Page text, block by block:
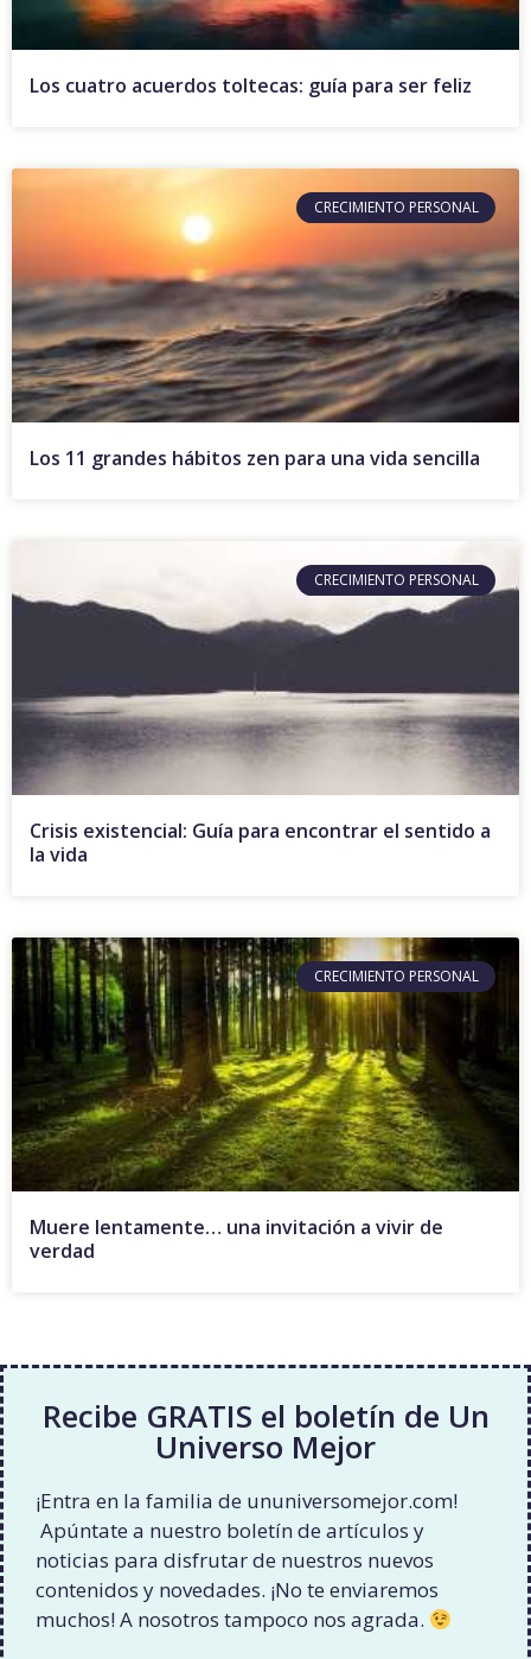
Los cuatro acuerdos toltecas: guía para ser feliz
CRECIMIENTO PERSONAL
Los 11 grandes hábitos zen para una vida sencilla
CRECIMIENTO PERSONAL
Crisis existencial: Guía para encontrar el sentido a
la vida
CRECIMIENTO PERSONAL
Muere lentamente… una invitación a vivir de
verdad
Recibe GRATIS el boletín de Un
Universo Mejor
¡Entra en la familia de ununiversomejor.com!
Apúntate a nuestro boletín de artículos y
noticias para disfrutar de nuestros nuevos
contenidos y novedades. ¡No te enviaremos
muchos! A nosotros tampoco nos agrada.